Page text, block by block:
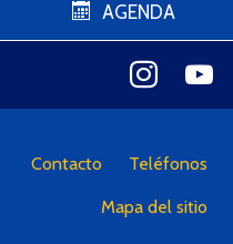
AGENDA
Contacto Teléfonos
Mapa del sitio